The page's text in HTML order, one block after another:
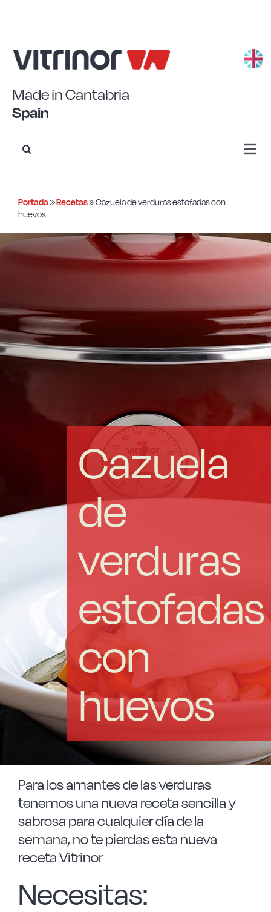
Made in Cantabria
Spain
Aluminio forjado
Acero Eco+
Acero forjado
Borosilicato
Sostenibles
Somos Cooperativa
Cocinando
Las Noticias
Instrucciones de seguridad
Contacto
Portada»Recetas»Cazuela de verduras estofadas con
huevos
Cazuela
de
verduras
estofadas
con
huevos
Para los amantes de las verduras
tenemos una nueva receta sencilla y
sabrosa para cualquier día de la
semana, no te pierdas esta nueva
receta Vitrinor
Necesitas: